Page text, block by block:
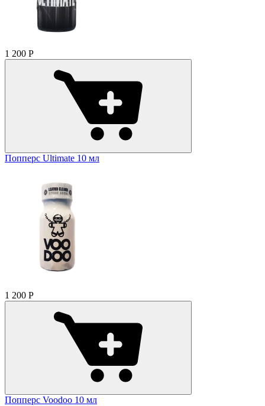
1 200 Р
Попперс Ultimate 10 мл
1 200 Р
Попперс Voodoo 10 мл